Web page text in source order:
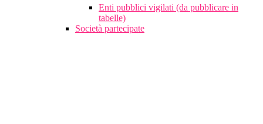
Enti pubblici vigilati (da pubblicare in
tabelle)
Società partecipate